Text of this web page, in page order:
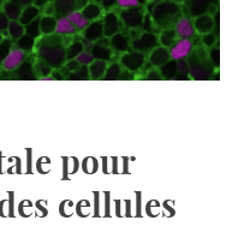
pour
cellules